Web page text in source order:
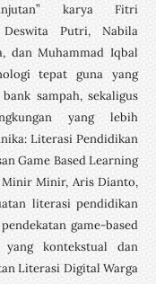
karya Fitri
Putri, Nabila
dan Muhammad Iqbal
tepat guna yang
sampah, sekaligus
yang lebih
Literasi Pendidikan
Game Based Learning
Minir, Aris Dianto,
literasi pendidikan
game-based
yang kontekstual dan
Literasi Digital Warga